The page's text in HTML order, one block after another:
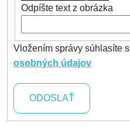
Odpíšte text z obrázka
Vložením správy súhlasíte s
osobných údajov
ODOSLAŤ